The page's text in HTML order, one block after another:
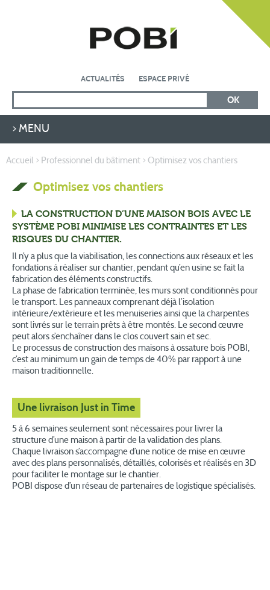
ACTUALITÉS ESPACE PRIVÉ
MENU
LE SYSTÈME CONSTRUCTIF
PROFESSIONNEL DU BÂTIMENT
NOS MARQUES
AUTO CONSTRUCTEUR
Accueil > Professionnel du bâtiment > Optimisez vos chantiers
Optimisez vos chantiers
LA CONSTRUCTION D’UNE MAISON BOIS AVEC LE
SYSTÈME POBI MINIMISE LES CONTRAINTES ET LES
RISQUES DU CHANTIER.
Il n’y a plus que la viabilisation, les connections aux réseaux et les
fondations à réaliser sur chantier, pendant qu’en usine se fait la
fabrication des éléments constructifs.
La phase de fabrication terminée, les murs sont conditionnés pour
le transport. Les panneaux comprenant déjà l’isolation
intérieure/extérieure et les menuiseries ainsi que la charpentes
sont livrés sur le terrain prêts à être montés. Le second œuvre
peut alors s’enchaîner dans le clos couvert sain et sec.
Le processus de construction des maisons à ossature bois POBI,
c’est au minimum un gain de temps de 40% par rapport à une
maison traditionnelle.
Une livraison Just in Time
5 à 6 semaines seulement sont nécessaires pour livrer la
structure d’une maison à partir de la validation des plans.
Chaque livraison s’accompagne d’une notice de mise en œuvre
avec des plans personnalisés, détaillés, colorisés et réalisés en 3D
pour faciliter le montage sur le chantier.
POBI dispose d’un réseau de partenaires de logistique spécialisés.